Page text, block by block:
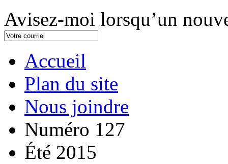
Avisez-moi lorsqu’un
Accueil
Plan du site
Nous joindre
Numéro 127
Été 2015